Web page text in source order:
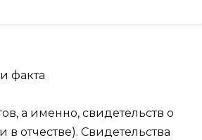
факта
а именно, свидетельств о
отчестве). Свидетельства